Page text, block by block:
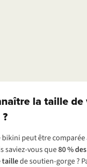
la taille de
peut être comparée
saviez-vous que80 %
taillede soutien-gorge ?